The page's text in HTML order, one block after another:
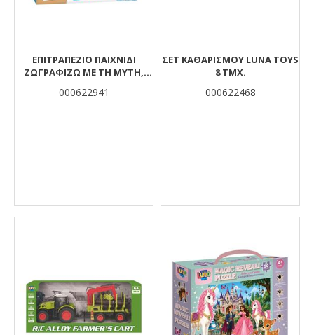
ΕΠΙΤΡΑΠΈΖΙΟ ΠΑΙΧΝΊΔΙ
ΖΩΓΡΑΦΊΖΩ ΜΕ ΤΗ ΜΎΤΗ,
000622941
ΣΕΤ ΚΑΘΑΡΙΣΜΟΎ LUNA TOYS
8 ΤΜΧ.
000622468